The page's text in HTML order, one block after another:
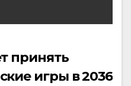
принять
игры в 2036